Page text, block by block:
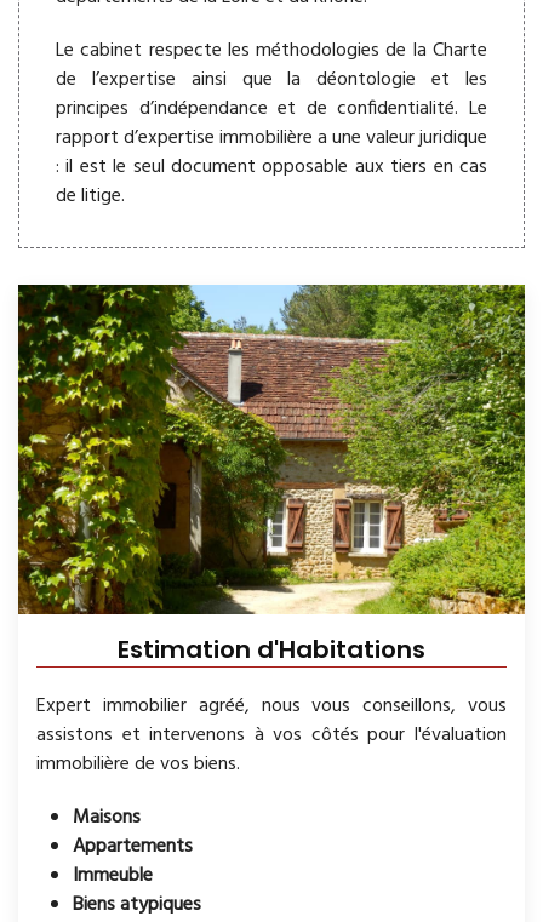
Le cabinet respecte les méthodologies de la Charte
de l’expertise ainsi que la déontologie et les
principes d’indépendance et de confidentialité. Le
rapport d’expertise immobilière a une valeur juridique
: il est le seul document opposable aux tiers en cas
de litige.
Estimation d'Habitations
Expert immobilier agréé, nous vous conseillons, vous
assistons et intervenons à vos côtés pour l'évaluation
immobilière de vos biens.
Maisons
Appartements
Immeuble
Biens atypiques